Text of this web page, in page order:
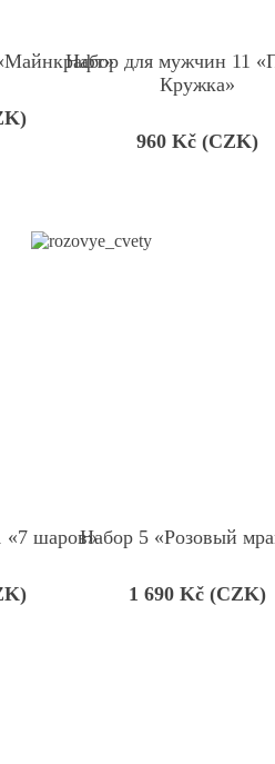
Набор для мужчин 11
Кружка»
960Kč (CZK)
«7 шаров»Набор 5 «Розовый
1 690Kč (CZK)